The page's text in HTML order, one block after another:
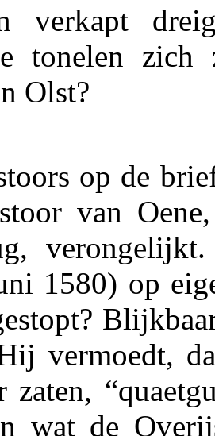
verkapt
tonelen zich
Olst?
op de
van
1580) op
vermoedt,
zaten,
wat de